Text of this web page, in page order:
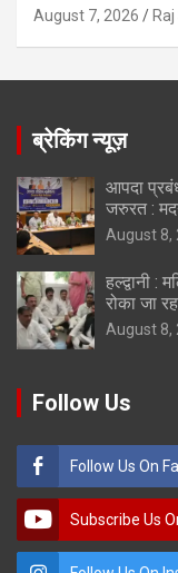
August 7, 2026
ब्रेकिंग न्यूज़
आपदा
जरुरत :
August 8,
हल्द्वानी :
रोका जा
August 8,
Follow Us
Follow Us On
Subscribe Us